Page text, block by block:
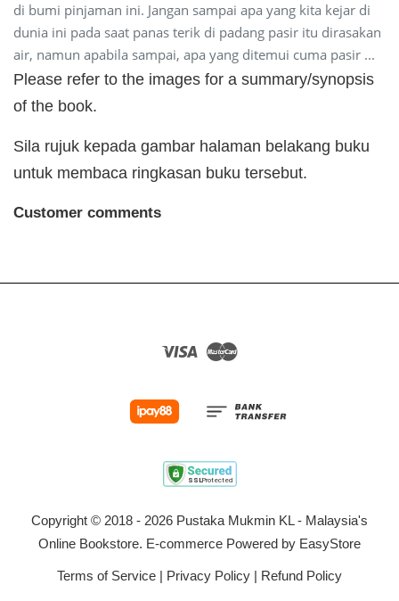
di bumi pinjaman ini. Jangan sampai apa yang kita kejar di
dunia ini pada saat panas terik di padang pasir itu dirasakan
air, namun apabila sampai, apa yang ditemui cuma pasir ...
Please refer to the images for a summary/synopsis
of the book.
Sila rujuk kepada gambar halaman belakang buku
untuk membaca ringkasan buku tersebut.
Customer comments
Visa
Copyright © 2018 - 2026 Pustaka Mukmin KL - Malaysia's
Online Bookstore. E-commerce Powered by EasyStore
Terms of Service | Privacy Policy | Refund Policy